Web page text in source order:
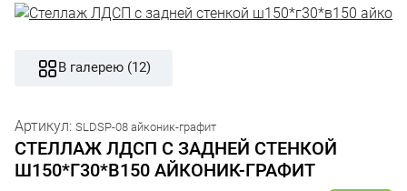
В галерею (12)
Артикул: SLDSP-08 айконик-графит
СТЕЛЛАЖ ЛДСП С ЗАДНЕЙ СТЕНКОЙ
Ш150*Г30*В150 АЙКОНИК-ГРАФИТ